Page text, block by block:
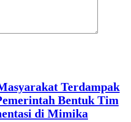
Terdampak
Bentuk Tim
di Mimika